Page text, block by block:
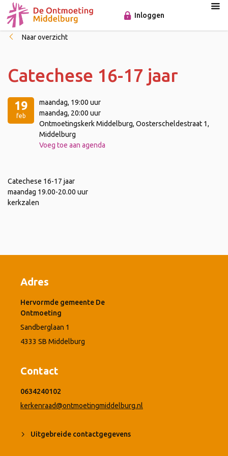
Inloggen
Naar overzicht
Catechese 16-17 jaar
19
feb
maandag, 19:00 uur
maandag, 20:00 uur
Ontmoetingskerk Middelburg, Oosterscheldestraat 1,
Middelburg
Voeg toe aan agenda
Catechese 16-17 jaar
maandag 19.00-20.00 uur
kerkzalen
Adres
Hervormde gemeente De
Ontmoeting
Sandberglaan 1
4333 SB Middelburg
Contact
0634240102
kerkenraad@ontmoetingmiddelburg.nl
Uitgebreide contactgegevens